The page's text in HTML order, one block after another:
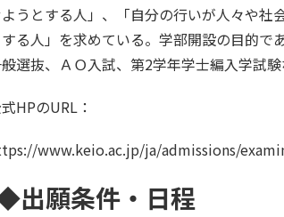
うとする人」、「自分の行いが人々や社
る人」を求めている。学部開設の目的で
選抜、ＡＯ入試、第2学年学士編入学試
HPのURL：
www.keio.ac.jp/ja/admissions/
出願条件・日程